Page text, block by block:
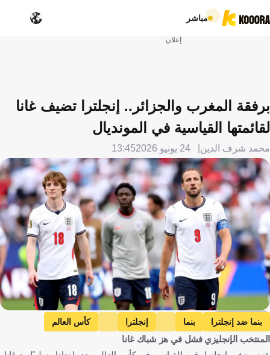
مباشر
إعلان
برفقة المغرب والجزائر.. إنجلترا تضيف غانا
لقائمتها القياسية في المونديال
محمد شرف الدين 24 يونيو 2026 13:45
Getty Images
بنما ضد إنجلترا بنما إنجلترا
كأس العالم
إنجلترا ضد غانا
غانا المغرب ضد هايتيالمنتخب الإنجليزي فشل في هز شباك غانا